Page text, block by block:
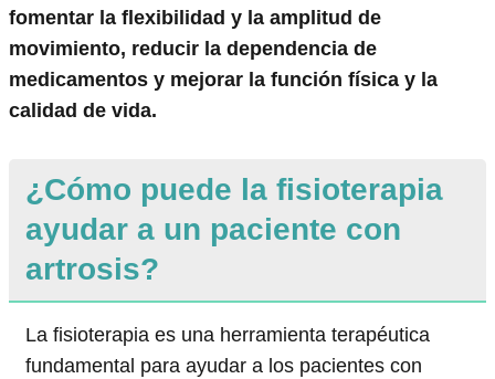
fomentar la flexibilidad y la amplitud de
movimiento, reducir la dependencia de
medicamentos y mejorar la función física y la
calidad de vida.
¿Cómo puede la fisioterapia
ayudar a un paciente con
artrosis?
La fisioterapia es una herramienta terapéutica
fundamental para ayudar a los pacientes con